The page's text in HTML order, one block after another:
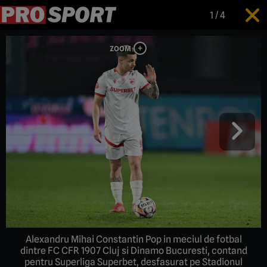
1 /4
Alexandru Mihai Constantin Pop in meciul de fotbal
dintre FC CFR 1907 Cluj si Dinamo Bucuresti, contand
pentru Superliga Superbet, desfasurat pe Stadionul